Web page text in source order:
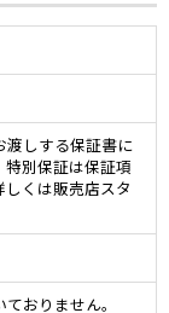
渡しする保証書に
別保証は保証項
くは販売店スタ
おりません。